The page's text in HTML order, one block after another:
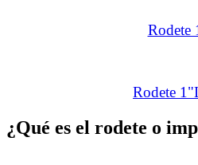
Rodete
Rodete
¿Qué es el rodete o